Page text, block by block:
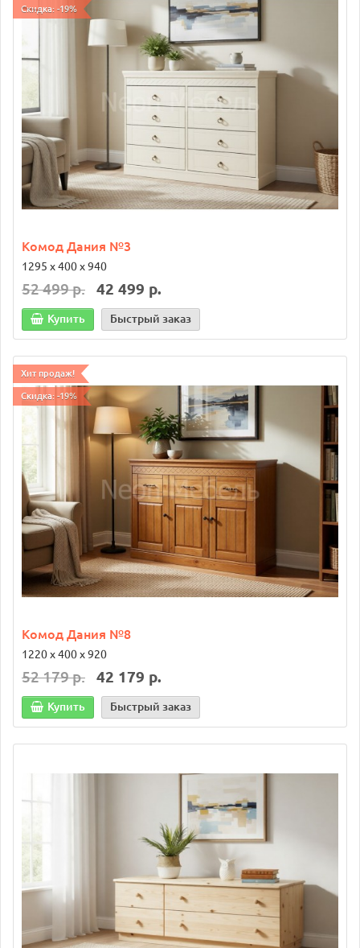
Скидка: -19%
Комод Дания №3
1295 х 400 х 940
52 499 р. 42 499 р.
Купить Быстрый заказ
Хит продаж!
Скидка: -19%
Комод Дания №8
1220 х 400 х 920
52 179 р. 42 179 р.
Купить Быстрый заказ